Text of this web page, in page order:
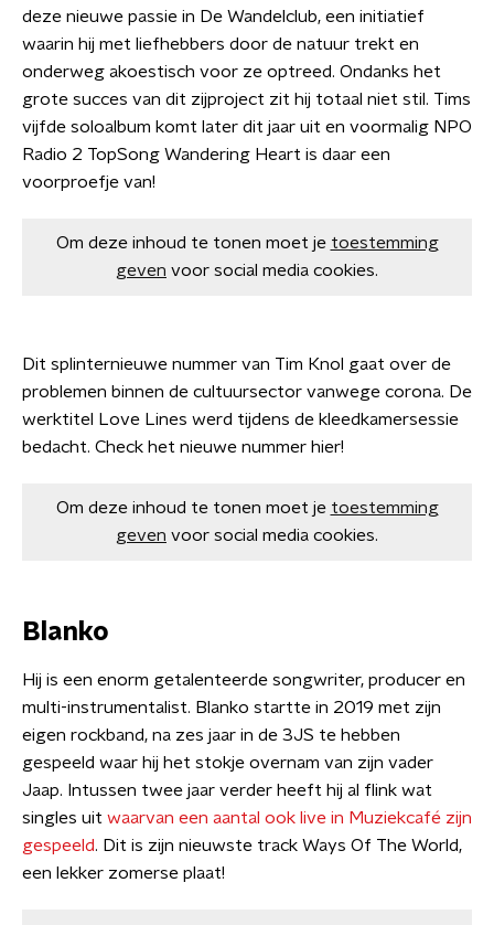
deze nieuwe passie in De Wandelclub, een initiatief
waarin hij met liefhebbers door de natuur trekt en
onderweg akoestisch voor ze optreed. Ondanks het
grote succes van dit zijproject zit hij totaal niet stil. Tims
vijfde soloalbum komt later dit jaar uit en voormalig NPO
Radio 2 TopSong Wandering Heart is daar een
voorproefje van!
Om deze inhoud te tonen moet je toestemming
geven voor social media cookies.
Dit splinternieuwe nummer van Tim Knol gaat over de
problemen binnen de cultuursector vanwege corona. De
werktitel Love Lines werd tijdens de kleedkamersessie
bedacht. Check het nieuwe nummer hier!
Om deze inhoud te tonen moet je toestemming
geven voor social media cookies.
Blanko
Hij is een enorm getalenteerde songwriter, producer en
multi-instrumentalist. Blanko startte in 2019 met zijn
eigen rockband, na zes jaar in de 3JS te hebben
gespeeld waar hij het stokje overnam van zijn vader
Jaap. Intussen twee jaar verder heeft hij al flink wat
singles uit waarvan een aantal ook live in Muziekcafé zijn
gespeeld. Dit is zijn nieuwste track Ways Of The World,
een lekker zomerse plaat!